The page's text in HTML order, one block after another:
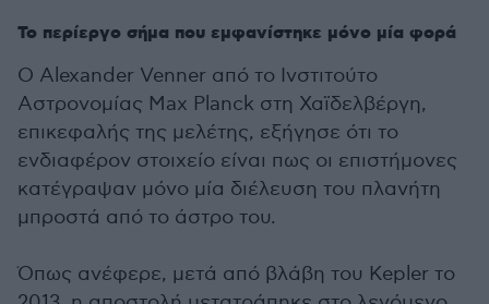
Το περίεργο σήμα που εμφανίστηκε μόνο μία φορά
Ο Alexander Venner από το Ινστιτούτο
Αστρονομίας Max Planck στη Χαϊδελβέργη,
επικεφαλής της μελέτης, εξήγησε ότι το
ενδιαφέρον στοιχείο είναι πως οι επιστήμονες
κατέγραψαν μόνο μία διέλευση του πλανήτη
μπροστά από το άστρο του.
Όπως ανέφερε, μετά από βλάβη του Kepler το